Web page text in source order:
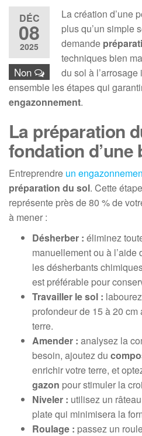
DÉC
08
2025
Non
La création d’une
plus qu’un simple
demande
techniques bien
du sol à
ensemble les étapes qui
engazonnement.
La préparation
fondation d’une
Entreprendre un
préparation du sol. Cette
représente près de 80 % de
à mener :
Désherber : éliminez
manuellement ou à l’aide
les désherbants
est préférable pour
Travailler le sol :
profondeur de 15 à 20 cm
terre.
Amender : analysez la
besoin, ajoutez du
enrichir votre terre, et
gazon pour stimuler la
Niveler : utilisez un
plate qui minimisera la
Roulage : passez un